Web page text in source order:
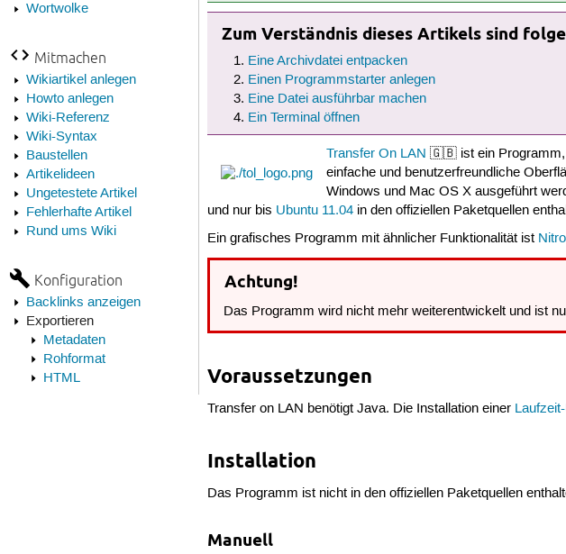
Wortwolke
Mitmachen
Wikiartikel anlegen
Howto anlegen
Wiki-Referenz
Wiki-Syntax
Baustellen
Artikelideen
Ungetestete Artikel
Fehlerhafte Artikel
Rund ums Wiki
Konfiguration
Backlinks anzeigen
Exportieren
Metadaten
Rohformat
HTML
Zum Verständnis dieses Artikels sind
Eine Archivdatei entpacken
Einen Programmstarter anlegen
Eine Datei ausführbar machen
Ein Terminal öffnen
Transfer On LAN 🇬🇧 ist ein Programm,
einfache und benutzerfreundliche
Windows und Mac OS X ausgeführt
und nur bis Ubuntu 11.04 in den offiziellen Paketquellen
Ein grafisches Programm mit ähnlicher Funktionalität ist
Achtung!
Das Programm wird nicht mehr weiterentwickelt und ist
Voraussetzungen
Transfer on LAN benötigt Java. Die Installation einer
Installation
Das Programm ist nicht in den offiziellen Paketquellen
Manuell